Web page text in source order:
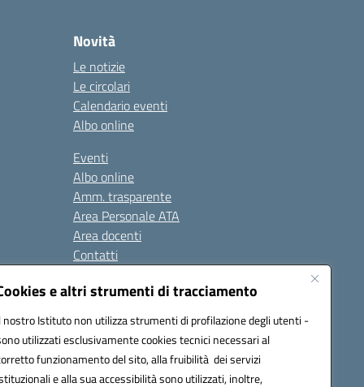
e altri strumenti di tracciamento
nostro Istituto non utilizza strumenti di profilazione degli utenti -
utilizzati esclusivamente cookies tecnici necessari al
funzionamento del sito, alla fruibilità dei servizi
e alla sua accessibilità sono utilizzati, inoltre,
Novità
Le notizie
Le circolari
Calendario eventi
Albo online
Eventi
Albo online
Amm. trasparente
Area Personale ATA
Area docenti
Contatti